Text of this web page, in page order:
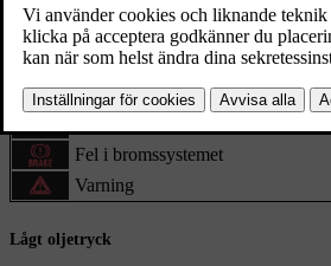
Parkeringsbroms åtdragen
Krockkuddar – SRS
Bältespåminnare
Fel i bromssystemet
Varning
Lågt oljetryck